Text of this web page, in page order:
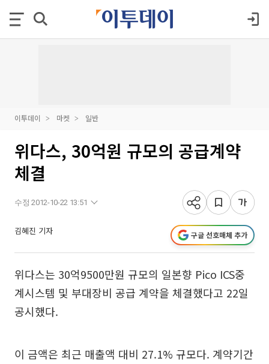
이투데이 마켓 일반
위다스, 30억원 규모의 공급계약
체결
수정 2012-10-22 13:51
김혜진 기자 구글 선호매체 추가
위다스는 30억9500만원 규모의 일본향 Pico ICS중
계시스템 및 부대장비 공급 계약을 체결했다고 22일
공시했다.
이 금액은 최근 매출액 대비 27.1% 규모다. 계약기간